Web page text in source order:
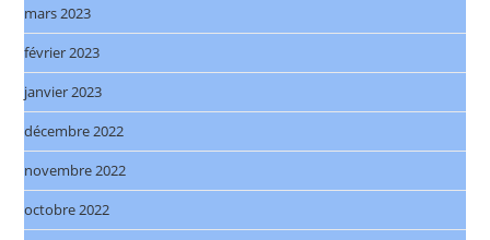
mars 2023
février 2023
janvier 2023
décembre 2022
novembre 2022
octobre 2022